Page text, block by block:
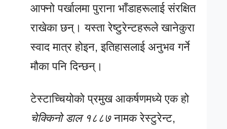
आफ्नो पर्खालमा पुराना भाँडाहरूलाई संरक्षित
राखेका छन्। यस्ता रेष्टुरेन्टहरूले खानेकुरा
स्वाद मात्र होइन, इतिहासलाई अनुभव गर्ने
मौका पनि दिन्छन्।
टेस्टाच्चियोको प्रमुख आकर्षणमध्ये एक हो
चेक्किनो डाल १८८७नामक रेस्टुरेन्ट,